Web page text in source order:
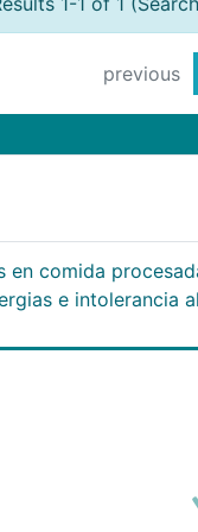
previous
en comida
e intolerancia